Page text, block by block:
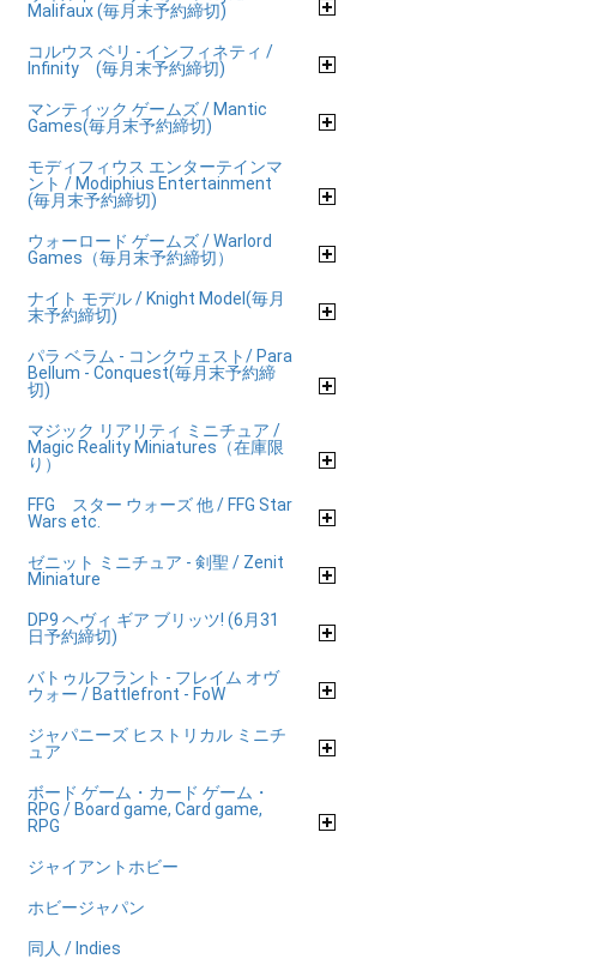
Malifaux (毎月末予約締切)
コルウス ベリ - インフィネティ /
Infinity (毎月末予約締切)
マンティック ゲームズ / Mantic
Games(毎月末予約締切)
モディフィウス エンターテインマ
ント / Modiphius Entertainment
(毎月末予約締切)
ウォーロード ゲームズ / Warlord
Games（毎月末予約締切）
ナイト モデル / Knight Model(毎月
末予約締切)
パラ ベラム - コンクウェスト/ Para
Bellum - Conquest(毎月末予約締
切)
マジック リアリティ ミニチュア /
Magic Reality Miniatures（在庫限
り）
FFG スター ウォーズ 他 / FFG Star
Wars etc.
ゼニット ミニチュア - 剣聖 / Zenit
Miniature
DP9 ヘヴィ ギア ブリッツ! (6月31
日予約締切)
バトゥルフラント - フレイム オヴ
ウォー / Battlefront - FoW
ジャパニーズ ヒストリカル ミニチ
ュア
ボード ゲーム・カード ゲーム・
RPG / Board game, Card game,
RPG
ジャイアントホビー
ホビージャパン
同人 / Indies